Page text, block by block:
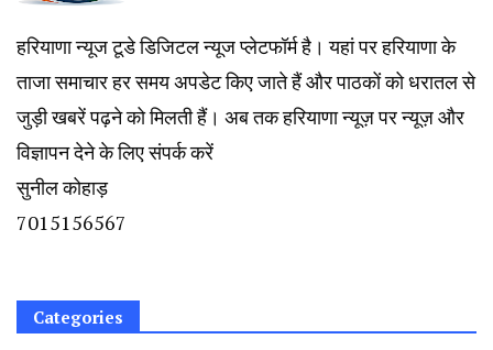
हरियाणा न्यूज टूडे डिजिटल न्यूज प्लेटफॉर्म है। यहां पर हरियाणा के
ताजा समाचार हर समय अपडेट किए जाते हैं और पाठकों को धरातल से
जुड़ी खबरें पढ़ने को मिलती हैं। अब तक हरियाणा न्यूज़ पर न्यूज़ और
विज्ञापन देने के लिए संपर्क करें
सुनील कोहाड़
7015156567
Categories